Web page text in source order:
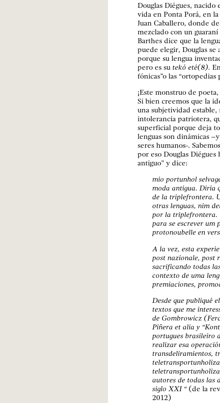
Douglas Diégues,
vida en Ponta Porá, en
Juan Caballero, donde
mezclado con un guaraní
Barthes dice que la
puede elegir, Douglas se
porque su lengua
pero es su tekó eté(8).
fónicas”o las
¡Este monstruo de
Si bien creemos que la
una subjetividad
intolerancia patriotera,
superficial porque deja
lenguas son dinámicas
seres humanos-.
por eso Douglas Diégues
antiguo” y dice:
mio portunhol
moda antigua. Diria
de la triplefrontera.
otras lenguas, nim
por la triplefrontera.
para se escrever um
protonoubelle en
A la vez, esta
post nazionale, post
sacrificando todas
contexto de uma
premiaciones,
Desde que publiqué
textos que me
de Gombrowicz
Piñera et alia y
portugues brasileiro
realizar esa
transdeliramientos,
autores de todas las
siglo XXI “ (de la
2012)